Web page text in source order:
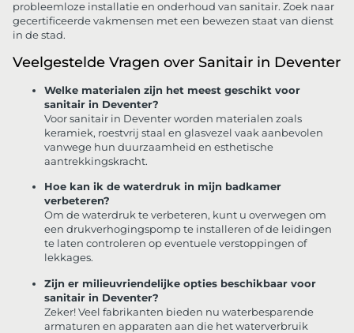
probleemloze installatie en onderhoud van sanitair. Zoek naar
gecertificeerde vakmensen met een bewezen staat van dienst
in de stad.
Veelgestelde Vragen over Sanitair in Deventer
Welke materialen zijn het meest geschikt voor
sanitair in Deventer?
Voor sanitair in Deventer worden materialen zoals
keramiek, roestvrij staal en glasvezel vaak aanbevolen
vanwege hun duurzaamheid en esthetische
aantrekkingskracht.
Hoe kan ik de waterdruk in mijn badkamer
verbeteren?
Om de waterdruk te verbeteren, kunt u overwegen om
een drukverhogingspomp te installeren of de leidingen
te laten controleren op eventuele verstoppingen of
lekkages.
Zijn er milieuvriendelijke opties beschikbaar voor
sanitair in Deventer?
Zeker! Veel fabrikanten bieden nu waterbesparende
armaturen en apparaten aan die het waterverbruik